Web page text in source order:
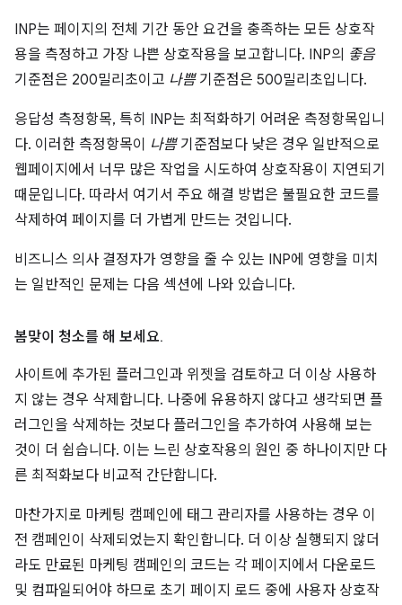
INP는 페이지의 전체 기간 동안 요건을 충족하는 모든 상호작
용을 측정하고 가장 나쁜 상호작용을 보고합니다. INP의 좋음
기준점은 200밀리초이고 나쁨기준점은 500밀리초입니다.
응답성 측정항목, 특히 INP는 최적화하기 어려운 측정항목입니
다. 이러한 측정항목이 나쁨기준점보다 낮은 경우 일반적으로
웹페이지에서 너무 많은 작업을 시도하여 상호작용이 지연되기
때문입니다. 따라서 여기서 주요 해결 방법은 불필요한 코드를
삭제하여 페이지를 더 가볍게 만드는 것입니다.
비즈니스 의사 결정자가 영향을 줄 수 있는 INP에 영향을 미치
는 일반적인 문제는 다음 섹션에 나와 있습니다.
봄맞이 청소를 해 보세요.
사이트에 추가된 플러그인과 위젯을 검토하고 더 이상 사용하
지 않는 경우 삭제합니다. 나중에 유용하지 않다고 생각되면 플
러그인을 삭제하는 것보다 플러그인을 추가하여 사용해 보는
것이 더 쉽습니다. 이는 느린 상호작용의 원인 중 하나이지만 다
른 최적화보다 비교적 간단합니다.
마찬가지로 마케팅 캠페인에 태그 관리자를 사용하는 경우 이
전 캠페인이 삭제되었는지 확인합니다. 더 이상 실행되지 않더
라도 만료된 마케팅 캠페인의 코드는 각 페이지에서 다운로드
및 컴파일되어야 하므로 초기 페이지 로드 중에 사용자 상호작